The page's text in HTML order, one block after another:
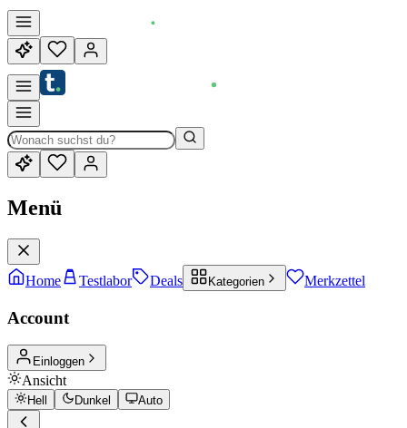
Menü
Home Testlabor Deals Kategorien Merkzettel
Account
Einloggen
Ansicht
Hell Dunkel Auto